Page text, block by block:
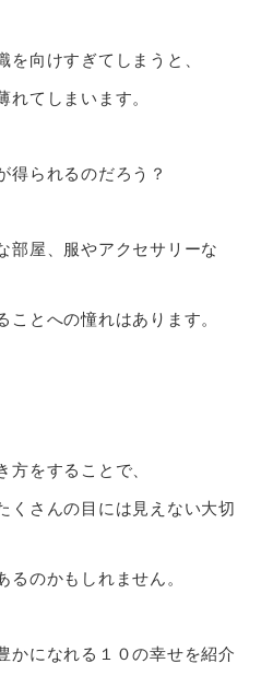
を向けすぎてしまうと、
れてしまいます。
得られるのだろう？
部屋、服やアクセサリーな
とへの憧れはあります。
方をすることで、
たくさんの目には見えない大切
るのかもしれません。
かになれる１０の幸せを紹介